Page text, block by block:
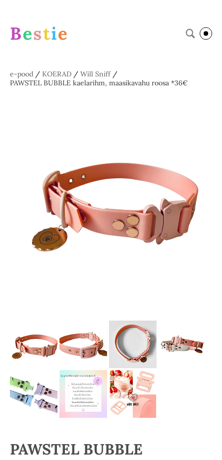
Bestie
e-pood / KOERAD / Will Sniff /
PAWSTEL BUBBLE kaelarihm, maasikavahu roosa *36€
PAWSTEL BUBBLE